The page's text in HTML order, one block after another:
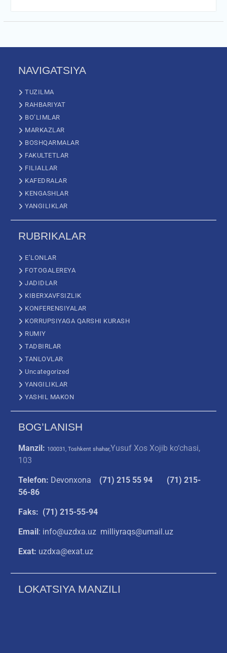
NAVIGATSIYA
TUZILMA
RAHBARIYAT
BO’LIMLAR
MARKAZLAR
BOSHQARMALAR
FAKULTETLAR
FILIALLAR
KAFEDRALAR
KENGASHLAR
YANGILIKLAR
RUBRIKALAR
E’LONLAR
FOTOGALEREYA
JADIDLAR
KIBERXAVFSIZLIK
KONFERENSIYALAR
KORRUPSIYAGA QARSHI KURASH
RUMIY
TADBIRLAR
TANLOVLAR
Uncategorized
YANGILIKLAR
YASHIL MAKON
BOG’LANISH
Manzil: 100031, Toshkent shahar,Yusuf Xos Xojib ko‘chasi,
103
Telefon: Devonxona (71) 215 55 94
(71) 215-
56-86
Faks: (71) 215-55-94
Email: info@uzdxa.uz milliyraqs@umail.uz
Exat: uzdxa@exat.uz
LOKATSIYA MANZILI